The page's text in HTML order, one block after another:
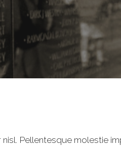
Pellentesque molestie